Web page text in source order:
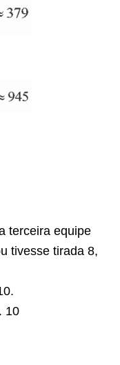
terceira equipe
tivesse tirada 8,
10